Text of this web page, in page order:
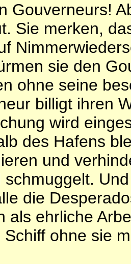
Gouverneurs!
Sie merken,
sie den
ohne seine
billigt ihren
wird
des Hafens
und
schmuggelt.
die
als ehrliche
Schiff ohne sie